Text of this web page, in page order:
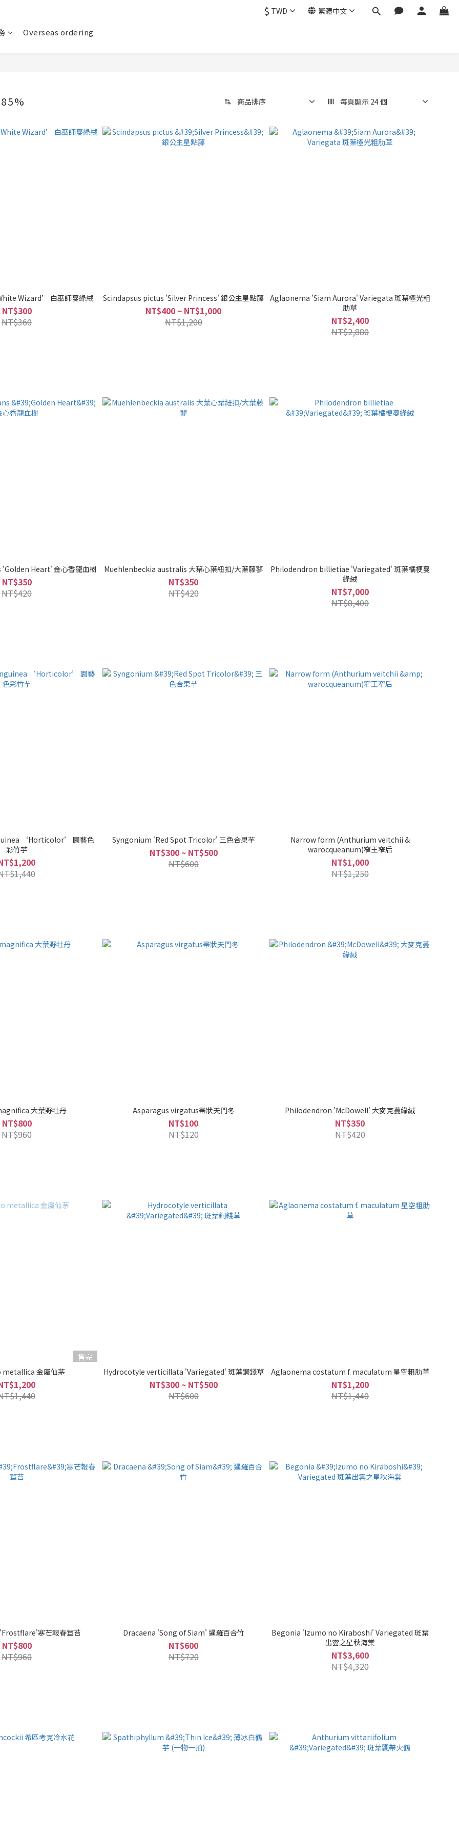
$ TWD 繁體中文
Overseas ordering
商品排序 每頁顯示 24 個
Wizard’ 白巫師蔓綠絨
NT$300
NT$360
Scindapsus pictus 'Silver Princess' 銀公主星點藤
NT$400 ~ NT$1,000
NT$1,200
Aglaonema 'Siam Aurora' Variegata 斑葉極光粗
肋草
NT$2,400
NT$2,880
Heart' 金心香龍血樹
NT$350
NT$420
Muehlenbeckia australis 大葉心葉紐扣/大葉藤蓼
NT$350
NT$420
Philodendron billietiae 'Variegated' 斑葉橘梗蔓
綠絨
NT$7,000
NT$8,400
‘Horticolor’ 園藝色
彩竹芋
Syngonium 'Red Spot Tricolor' 三色合果芋
NT$300 ~ NT$500
NT$600
Narrow form (Anthurium veitchii &
warocqueanum)窄王窄后
NT$1,000
NT$1,250
大葉野牡丹
NT$800
NT$960
Asparagus virgatus帚狀天門冬
NT$100
NT$120
Philodendron 'McDowell' 大麥克蔓綠絨
NT$350
NT$420
售完
metallica 金屬仙茅
Hydrocotyle verticillata 'Variegated' 斑葉銅錢草
NT$300 ~ NT$500
NT$600
Aglaonema costatum f. maculatum 星空粗肋草
NT$1,200
NT$1,440
寒芒報春苣苔
NT$800
NT$960
Dracaena 'Song of Siam' 暹羅百合竹
NT$600
NT$720
Begonia 'Izumo no Kiraboshi' Variegated 斑葉
出雲之星秋海棠
NT$3,600
NT$4,320